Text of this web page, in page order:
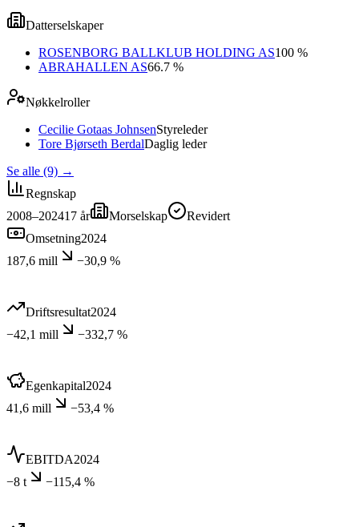
Datterselskaper
ROSENBORG BALLKLUB HOLDING AS100 %
ABRAHALLEN AS66.7 %
Nøkkelroller
Cecilie Gotaas JohnsenStyreleder
Tore Bjørseth BerdalDaglig leder
Se alle (9) →
Regnskap
2008–202417 år Morselskap
Revidert
Omsetning2024
187,6 mill
−30,9 %
Driftsresultat2024
−42,1 mill
−332,7 %
Egenkapital2024
41,6 mill
−53,4 %
EBITDA2024
−8 t
−115,4 %